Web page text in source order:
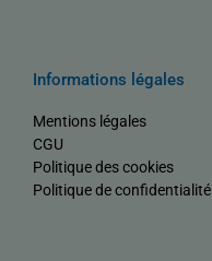
Informations légales
Mentions légales
CGU
Politique des cookies
Politique de confidentialité